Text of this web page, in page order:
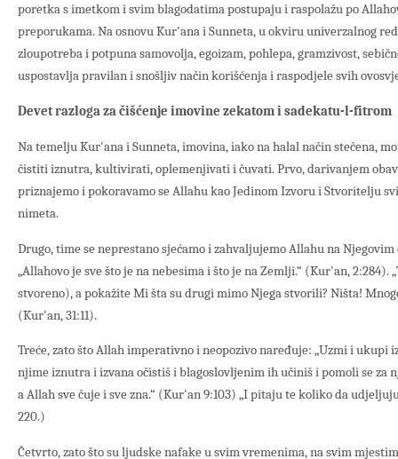
poretka s imetkom i svim blagodatima postupaju i raspolažu po
preporukama. Na osnovu Kur'ana i Sunneta, u okviru univerzalnog
zloupotreba i potpuna samovolja, egoizam, pohlepa, gramzivost,
uspostavlja pravilan i snošljiv način korišćenja i raspodjele svih
Devet razloga za čišćenje imovine zekatom i sadekatu-l-fitrom
Na temelju Kur'ana i Sunneta, imovina, iako na halal način stečena,
čistiti iznutra, kultivirati, oplemenjivati i čuvati. Prvo, darivanjem
priznajemo i pokoravamo se Allahu kao Jedinom Izvoru i Stvoritelju
nimeta.
Drugo, time se neprestano sjećamo i zahvaljujemo Allahu na
„Allahovo je sve što je na nebesima i što je na Zemlji.“ (Kur'an, 2:284).
stvoreno), a pokažite Mi šta su drugi mimo Njega stvorili? Ništa!
(Kur'an, 31:11).
Treće, zato što Allah imperativno i neopozivo naređuje: „Uzmi i ukupi
njime iznutra i izvana očistiš i blagoslovljenim ih učiniš i pomoli se za
a Allah sve čuje i sve zna.“ (Kur'an 9:103) „I pitaju te koliko da
220.)
Četvrto, zato što su ljudske nafake u svim vremenima, na svim